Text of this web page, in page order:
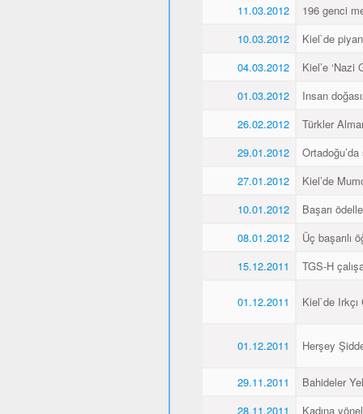
11.03.2012
196 genci
10.03.2012
Kiel`de
04.03.2012
Kiel’e ‘Nazi
01.03.2012
Insan
26.02.2012
Türkler
29.01.2012
27.01.2012
Kiel’de
10.01.2012
Başarı
08.01.2012
Üç başarılı
15.12.2011
TGS-H
01.12.2011 Kiel`de Irkçı
01.12.2011 Herşey
29.11.2011
Bahideler
28.11.2011
Kadına